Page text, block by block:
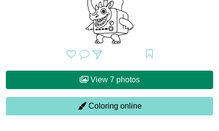
View 7 photos
Coloring online